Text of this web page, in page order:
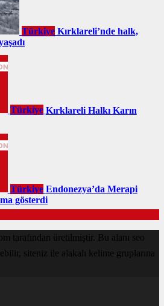
Türkiye Kırklareli’nde halk,
Türkiye Kırklareli Halkı Karın
Türkiye Endonezya’da Merapi
gösterdi
tarafından üretilmiştir. Bu alanı seo
siteniz ile alakalı kelime gruplarına